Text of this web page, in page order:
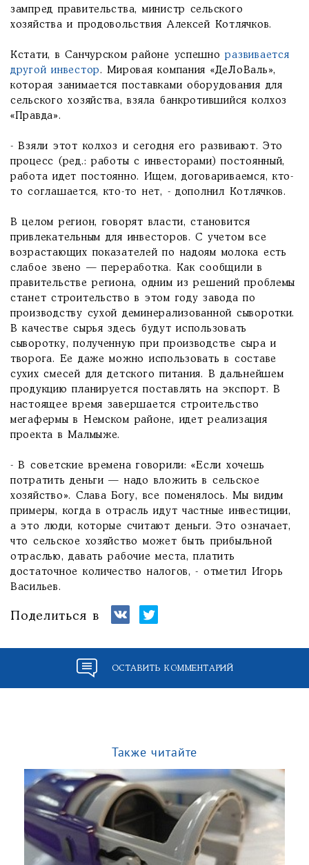
зампред правительства, министр сельского
хозяйства и продовольствия Алексей Котлячков.
Кстати, в Санчурском районе успешно развивается
другой инвестор. Мировая компания «ДеЛоВаль»,
которая занимается поставками оборудования для
сельского хозяйства, взяла банкротившийся колхоз
«Правда».
- Взяли этот колхоз и сегодня его развивают. Это
процесс (ред.: работы с инвесторами) постоянный,
работа идет постоянно. Ищем, договариваемся, кто-
то соглашается, кто-то нет, - дополнил Котлячков.
В целом регион, говорят власти, становится
привлекательным для инвесторов. С учетом все
возрастающих показателей по надоям молока есть
слабое звено — переработка. Как сообщили в
правительстве региона, одним из решений проблемы
станет строительство в этом году завода по
производству сухой деминерализованной сыворотки.
В качестве сырья здесь будут использовать
сыворотку, полученную при производстве сыра и
творога. Ее даже можно использовать в составе
сухих смесей для детского питания. В дальнейшем
продукцию планируется поставлять на экспорт. В
настоящее время завершается строительство
мегафермы в Немском районе, идет реализация
проекта в Малмыже.
- В советские времена говорили: «Если хочешь
потратить деньги — надо вложить в сельское
хозяйство». Слава Богу, все поменялось. Мы видим
примеры, когда в отрасль идут частные инвестиции,
а это люди, которые считают деньги. Это означает,
что сельское хозяйство может быть прибыльной
отраслью, давать рабочие места, платить
достаточное количество налогов, - отметил Игорь
Васильев.
Поделиться в
ОСТАВИТЬ КОММЕНТАРИЙ
Также читайте